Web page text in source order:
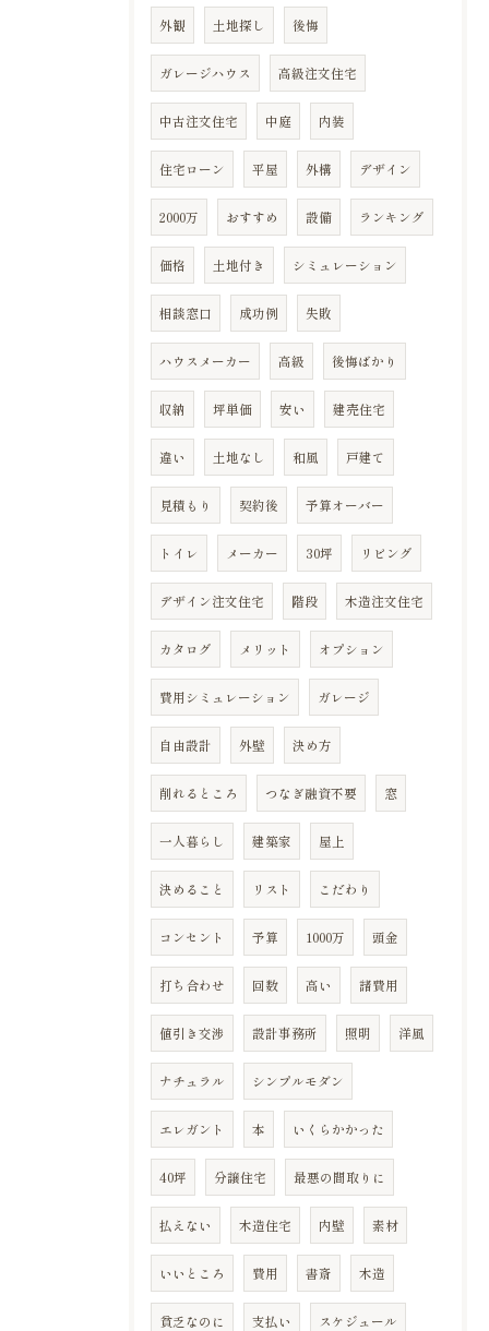
外観 土地探し 後悔
ガレージハウス 高級注文住宅
中古注文住宅 中庭 内装
住宅ローン 平屋 外構 デザイン
2000万 おすすめ 設備 ランキング
価格 土地付き シミュレーション
相談窓口 成功例 失敗
ハウスメーカー 高級 後悔ばかり
収納 坪単価 安い 建売住宅
違い 土地なし 和風 戸建て
見積もり 契約後 予算オーバー
トイレ メーカー 30坪 リビング
デザイン注文住宅 階段 木造注文住宅
カタログ メリット オプション
費用シミュレーション ガレージ
自由設計 外壁 決め方
削れるところ つなぎ融資不要 窓
一人暮らし 建築家 屋上
決めること リスト こだわり
コンセント 予算 1000万 頭金
打ち合わせ 回数 高い 諸費用
値引き交渉 設計事務所 照明 洋風
ナチュラル シンプルモダン
エレガント 本 いくらかかった
40坪 分譲住宅 最悪の間取りに
払えない 木造住宅 内壁 素材
いいところ 費用 書斎 木造
貧乏なのに 支払い スケジュール